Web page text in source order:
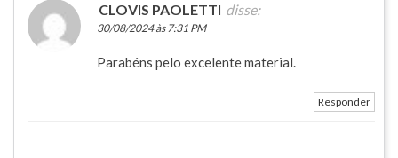
CLOVIS PAOLETTI disse:
30/08/2024 às 7:31 PM
Parabéns pelo excelente material.
Responder